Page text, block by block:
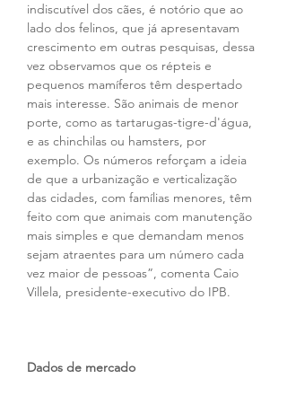
indiscutível dos cães, é notório que ao
lado dos felinos, que já apresentavam
crescimento em outras pesquisas, dessa
vez observamos que os répteis e
pequenos mamíferos têm despertado
mais interesse. São animais de menor
porte, como as tartarugas-tigre-d'água,
e as chinchilas ou hamsters, por
exemplo. Os números reforçam a ideia
de que a urbanização e verticalização
das cidades, com famílias menores, têm
feito com que animais com manutenção
mais simples e que demandam menos
sejam atraentes para um número cada
vez maior de pessoas”, comenta Caio
Villela, presidente-executivo do IPB.
Dados de mercado